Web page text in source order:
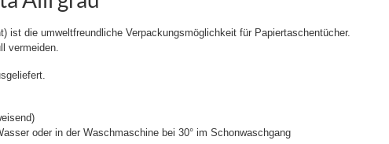
ist die umweltfreundliche Verpackungsmöglichkeit für Papiertaschentücher.
vermeiden.
oder in der Waschmaschine bei 30° im Schonwaschgang